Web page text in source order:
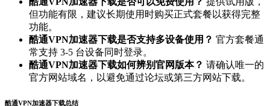
但功能有限，建议长期使用时购买正式套餐以获得完整
功能。
酷通VPN加速器下载是否支持多设备使用？ 官方套餐通
常支持 3-5 台设备同时登录。
酷通VPN加速器下载如何辨别官网版本？ 请确认唯一的
官方网站域名，以避免通过论坛或第三方网站下载。
酷通VPN加速器下载总结